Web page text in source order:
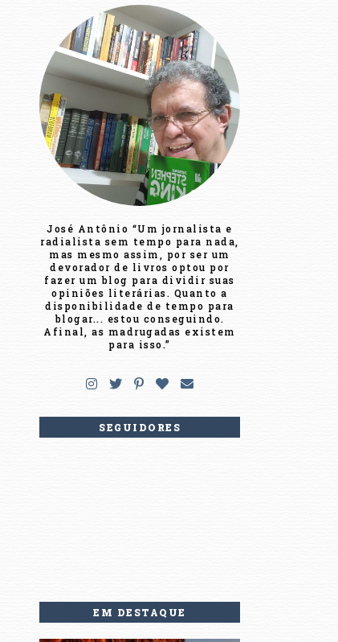
José Antônio “Um jornalista e
radialista sem tempo para nada,
mas mesmo assim, por ser um
devorador de livros optou por
fazer um blog para dividir suas
opiniões literárias. Quanto a
disponibilidade de tempo para
blogar... estou conseguindo.
Afinal, as madrugadas existem
para isso.”
SEGUIDORES
EM DESTAQUE